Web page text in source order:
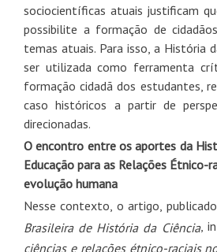
sociocientíficas atuais justificam
possibilite a formação de
temas atuais. Para isso, a História
ser utilizada como ferramenta
formação cidadã dos estudantes,
caso históricos a partir de
direcionadas.
O encontro entre os aportes da
Educação para as Relações Étnico-
evolução humana
Nesse contexto, o artigo,
Brasileira de História da Ciência,
ciências e relações étnico-raciais